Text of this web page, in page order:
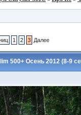
1 2 3 Далее
500+ Осень 2012 (8-9